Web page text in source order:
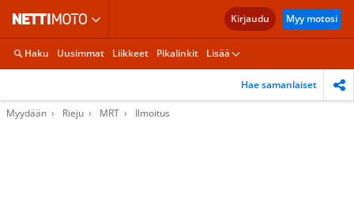
Kirjaudu Myy motosi
Haku Uusimmat Liikkeet Pikalinkit Lisää
Hae samanlaiset
Myydään Rieju MRT Ilmoitus